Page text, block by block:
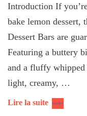
Introduction If
bake lemon dessert,
Dessert Bars are
Featuring a buttery
and a fluffy whipped
light, creamy, …
Lire la suite